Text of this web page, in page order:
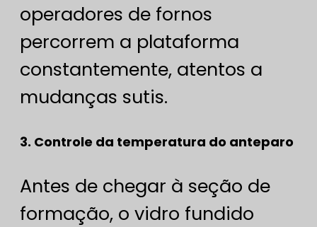
operadores de fornos
percorrem a plataforma
constantemente, atentos a
mudanças sutis.
3. Controle da temperatura do anteparo
Antes de chegar à seção de
formação, o vidro fundido